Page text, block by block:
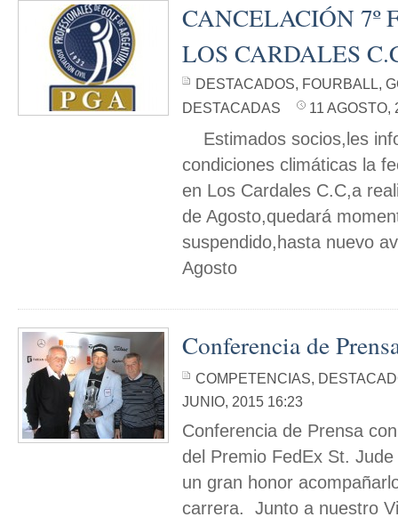
CANCELACIÓN 7º
LOS CARDALES
DESTACADOS, FOURBALL,
DESTACADAS
11 AGOSTO,
Estimados socios,les
condiciones climáticas la
en Los Cardales C.C,a
de Agosto,quedará
suspendido,hasta nuevo
Agosto
Conferencia de
COMPETENCIAS,
JUNIO, 2015 16:23
Conferencia de Prensa
del Premio FedEx St.
un gran honor
carrera. Junto a nuestro